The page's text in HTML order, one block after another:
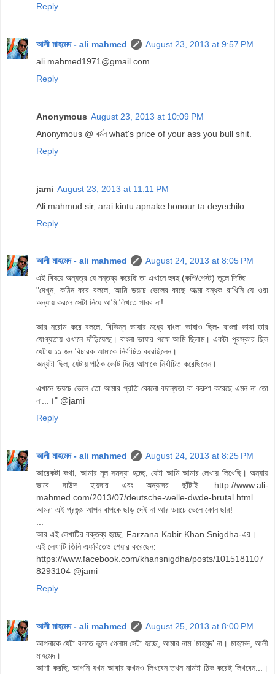
Reply
আলী মাহমেদ - ali mahmed
August 23, 2013 at 9:57 PM
ali.mahmed1971@gmail.com
Reply
Anonymous August 23, 2013 at 10:09 PM
Anonymous @ বর্মন what's price of your ass you bull shit.
Reply
jami August 23, 2013 at 11:11 PM
Ali mahmud sir, arai kintu apnake honour ta deyechilo.
Reply
আলী মাহমেদ - ali mahmed
August 24, 2013 at 8:05 PM
এই বিষয়ে অন্যত্র যে মন্তব্য করেছি তা এখানে হুবহু (কপি/পেস্ট) তুলে দিচ্ছি
"দেখুন, কঠিন করে বললে, আমি ডয়চে ভেলের কাছে আত্মা বন্ধক রাখিনি যে ওরা
অন্যায় করলে সেটা নিয়ে আমি লিখতে পারব না!
আর নরোম করে বললে: বিভিন্ন ভাষার মধ্যে বাংলা ভাষাও ছিল- বাংলা ভাষা তার
যোগ্যতায় ওখানে দাঁড়িয়েছে। বাংলা ভাষার পক্ষে আমি ছিলাম। একটা পুরস্কার ছিল
যেটায় ১১ জন বিচারক আমাকে নির্বাচিত করেছিলেন।
অন্যটা ছিল, যেটায় পাঠক ভোট দিয়ে আমাকে নির্বাচিত করেছিলেন।
এখানে ডয়চে ভেলে তো আমার প্রতি কোনো বদান্যতা বা করুণা করেছে এমন না তো
না...।" @jami
Reply
আলী মাহমেদ - ali mahmed
August 24, 2013 at 8:25 PM
আরেকটা কথা, আমার মূল সমস্যা হচ্ছে, যেটা আমি আমার লেখায় লিখেছি। অন্যায়
ভাবে দাউদ হায়দার এবং অন্যদের ছাঁটাই: http://www.ali-
mahmed.com/2013/07/deutsche-welle-dwde-brutal.html
আমরা এই প্রজন্ম আপন বাপকে ছাড় দেই না আর ডয়চে ভেলে কোন ছার!
...
আর এই লেখাটির বক্তব্য হচ্ছে, Farzana Kabir Khan Snigdha-এর।
এই লেখাটি তিনি এফবিতেও শেয়ার করেছেন:
https://www.facebook.com/khansnigdha/posts/1015181107
8293104 @jami
Reply
আলী মাহমেদ - ali mahmed
August 25, 2013 at 8:00 PM
আপনাকে যেটা বলতে ভুলে গেলাম সেটা হচ্ছে, আমার নাম 'মাহমুদ' না। মাহমেদ, আলী
মাহমেদ।
আশা করছি, আপনি যখন আবার কখনও লিখবেন তখন নামটা ঠিক করেই লিখবেন...।